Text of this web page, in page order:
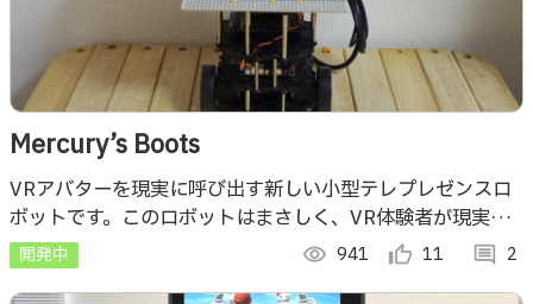
Mercury’s Boots
VRアバターを現実に呼び出す新しい小型テレプレゼンスロ
ボットです。このロボットはまさしく、VR体験者が現実で
動き回り、周囲の人々と対話するための「足」といえるでし
ょう。
開発中 visibility 941 thumb_up_alt 11 comment 2